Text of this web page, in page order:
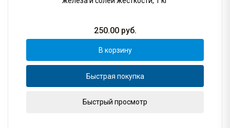
250.00руб.
В корзину
Быстрая покупка
Быстрый просмотр